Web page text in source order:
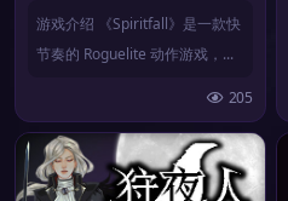
游戏介绍 《Spiritfall》是一款快
节奏的 Roguelite 动作游戏，...
205